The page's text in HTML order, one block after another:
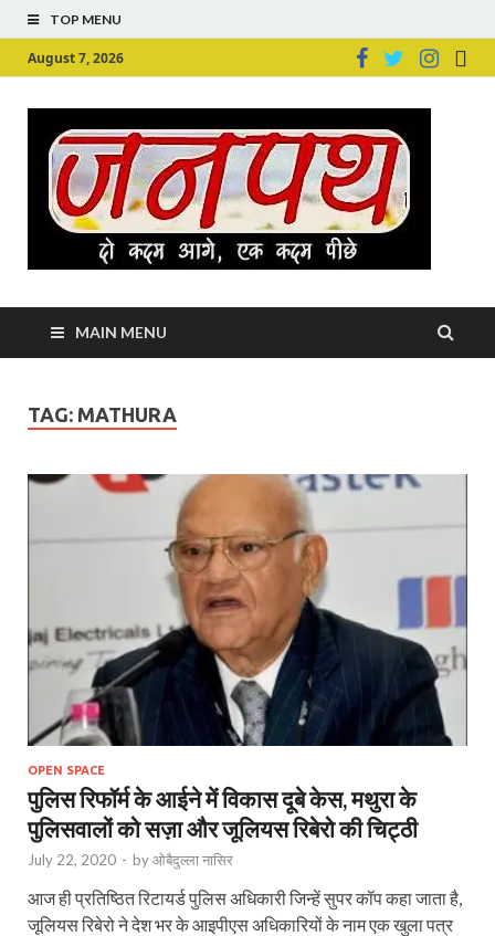
TOP MENU
August 7, 2026
MAIN MENU
TAG: MATHURA
OPEN SPACE
पुलिस रिफॉर्म के आईने में विकास दूबे केस, मथुरा के
पुलिसवालों को सज़ा और जूलियस रिबेरो की चिट्ठी
July 22, 2020 - byओबैदुल्ला नासिर
आज ही प्रतिष्ठित रिटायर्ड पुलिस अधिकारी जिन्हें सुपर कॉप कहा जाता है,
जूलियस रिबेरो ने देश भर के आइपीएस अधिकारियों के नाम एक खुला पत्र